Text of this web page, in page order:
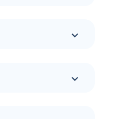
заправочных
логотипами.
состава топлива.
приобретенного